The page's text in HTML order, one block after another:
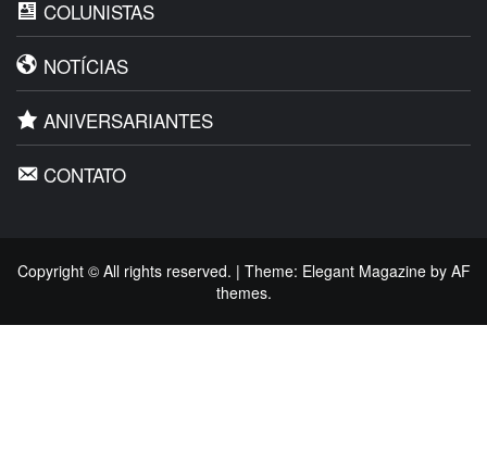
COLUNISTAS
NOTÍCIAS
ANIVERSARIANTES
CONTATO
Copyright © All rights reserved. | Theme: Elegant Magazineby AF
themes.